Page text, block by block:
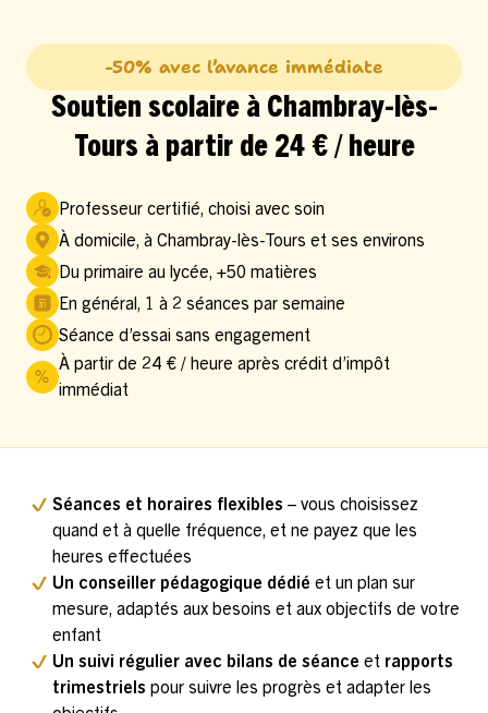
-50% avec l’avance immédiate
Soutien scolaire à Chambray-lès-
Tours à partir de 24 € / heure
Professeur certifié, choisi avec soin
À domicile, à Chambray-lès-Tours et ses environs
Du primaire au lycée, +50 matières
En général, 1 à 2 séances par semaine
Séance d’essai sans engagement
À partir de 24 € / heure après crédit d’impôt
immédiat
Séances et horaires flexibles – vous choisissez
quand et à quelle fréquence, et ne payez que les
heures effectuées
Un conseiller pédagogique dédié et un plan sur
mesure, adaptés aux besoins et aux objectifs de votre
enfant
Un suivi régulier avec bilans de séance et rapports
trimestriels pour suivre les progrès et adapter les